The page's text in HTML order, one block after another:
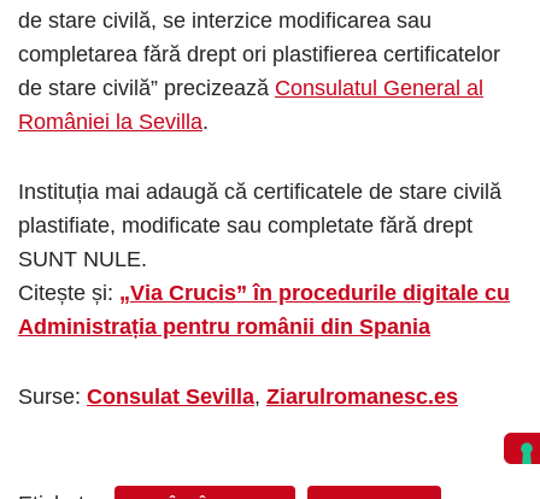
de stare civilă, se interzice modificarea sau
completarea fără drept ori plastifierea certificatelor
de stare civilă” precizează Consulatul General al
României la Sevilla.
Instituția mai adaugă că certificatele de stare civilă
plastifiate, modificate sau completate fără drept
SUNT NULE.
Citește și: „Via Crucis” în procedurile digitale cu
Administrația pentru românii din Spania
Surse: Consulat Sevilla, Ziarulromanesc.es